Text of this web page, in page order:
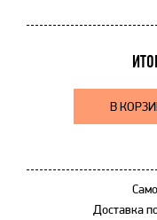
В
Доставка